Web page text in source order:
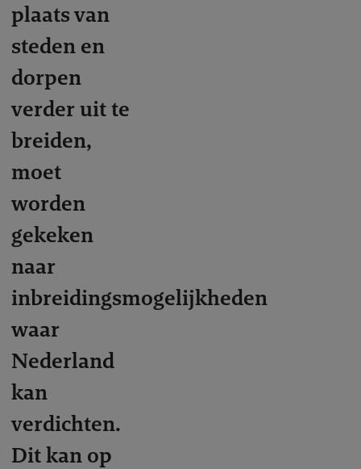
plaats van
steden en
dorpen
verder uit te
breiden,
moet
worden
gekeken
naar
inbreidingsmogelijkheden
waar
Nederland
kan
verdichten.
Dit kan op